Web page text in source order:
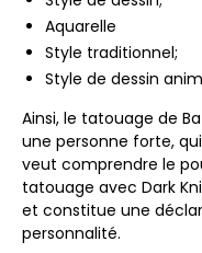
Aquarelle
Style traditionnel;
Style de dessin
Ainsi, le tatouage de
une personne forte,
veut comprendre le
tatouage avec Dark
et constitue une
personnalité.